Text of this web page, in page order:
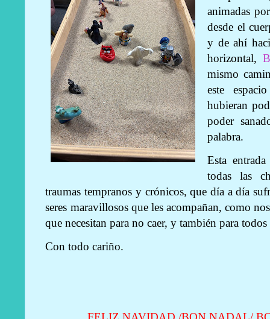
animadas
desde el
y de ahí
horizontal,
mismo
este
hubieran
poder
palabra.
Esta
todas las
traumas tempranos y crónicos, que día a día
seres maravillosos que les acompañan, como
que necesitan para no caer, y también para
Con todo cariño.